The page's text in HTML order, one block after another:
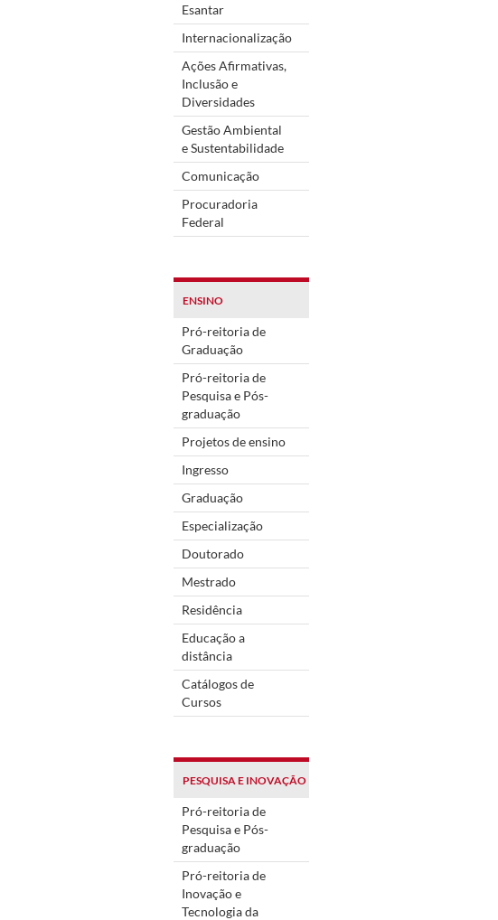
Esantar
Internacionalização
Ações Afirmativas,
Inclusão e
Diversidades
Gestão Ambiental
e Sustentabilidade
Comunicação
Procuradoria
Federal
ENSINO
Pró-reitoria de
Graduação
Pró-reitoria de
Pesquisa e Pós-
graduação
Projetos de ensino
Ingresso
Graduação
Especialização
Doutorado
Mestrado
Residência
Educação a
distância
Catálogos de
Cursos
PESQUISA E INOVAÇÃO
Pró-reitoria de
Pesquisa e Pós-
graduação
Pró-reitoria de
Inovação e
Tecnologia da